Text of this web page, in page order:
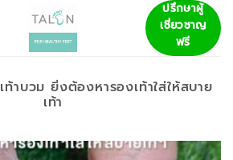
ปรึกษาผู้
เชี่ยวชาญ
ฟรี
เท้าบวม ยิ่งต้องหารองเท้าใส่ให้สบาย
เท้า